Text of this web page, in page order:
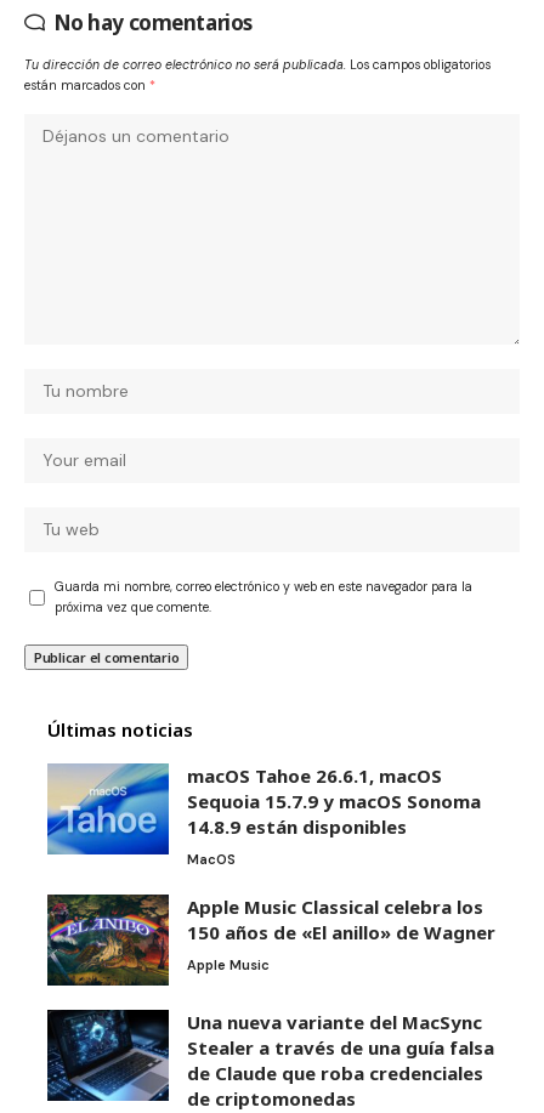
No hay comentarios
Tu dirección de correo electrónico no será publicada. Los campos obligatorios
están marcados con *
Guarda mi nombre, correo electrónico y web en este navegador para la
próxima vez que comente.
Últimas noticias
macOS Tahoe 26.6.1, macOS
Sequoia 15.7.9 y macOS Sonoma
14.8.9 están disponibles
MacOS
Apple Music Classical celebra los
150 años de «El anillo» de Wagner
Apple Music
Una nueva variante del MacSync
Stealer a través de una guía falsa
de Claude que roba credenciales
de criptomonedas